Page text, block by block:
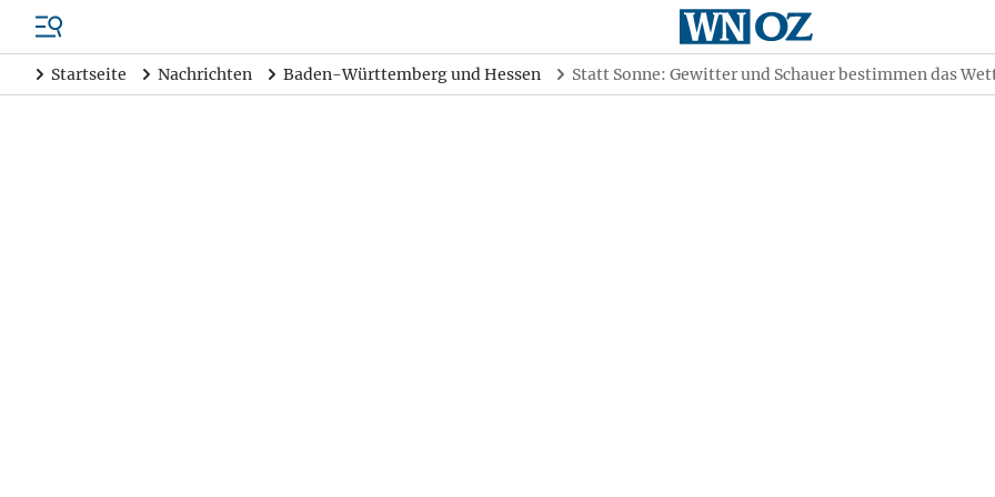
Startseite Nachrichten Baden-Württemberg und Hessen Statt Sonne: Gewitter und Schauer bestimmen das